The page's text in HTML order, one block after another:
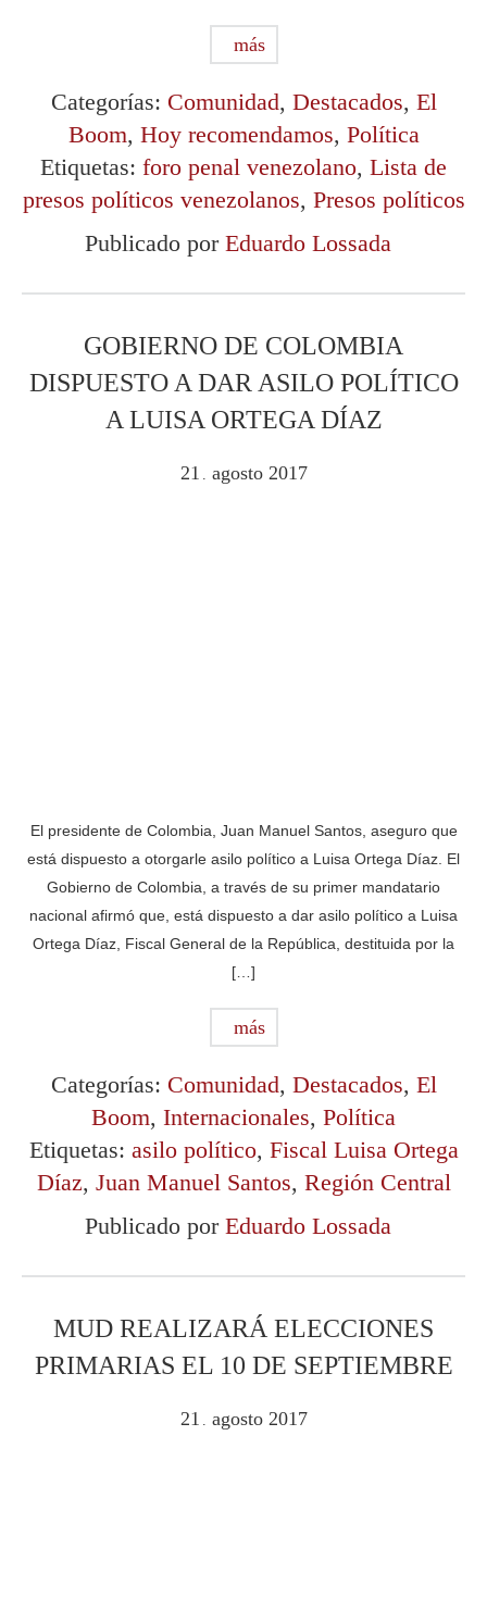
más
Categorías: Comunidad, Destacados, El
Boom, Hoy recomendamos, Política
Etiquetas: foro penal venezolano, Lista de
presos políticos venezolanos, Presos políticos
Publicado por Eduardo Lossada
GOBIERNO DE COLOMBIA
DISPUESTO A DAR ASILO POLÍTICO
A LUISA ORTEGA DÍAZ
21 . agosto 2017
El presidente de Colombia, Juan Manuel Santos, aseguro que
está dispuesto a otorgarle asilo político a Luisa Ortega Díaz. El
Gobierno de Colombia, a través de su primer mandatario
nacional afirmó que, está dispuesto a dar asilo político a Luisa
Ortega Díaz, Fiscal General de la República, destituida por la
[…]
más
Categorías: Comunidad, Destacados, El
Boom, Internacionales, Política
Etiquetas: asilo político, Fiscal Luisa Ortega
Díaz, Juan Manuel Santos, Región Central
Publicado por Eduardo Lossada
MUD REALIZARÁ ELECCIONES
PRIMARIAS EL 10 DE SEPTIEMBRE
21 agosto 2017